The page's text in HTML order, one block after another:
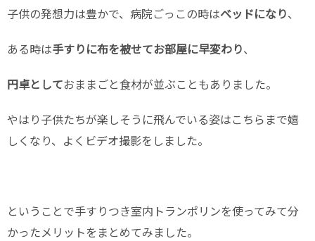
子供の発想力は豊かで、病院ごっこの時はベッドになり、
ある時は手すりに布を被せてお部屋に早変わり、
円卓としておままごと食材が並ぶこともありました。
やはり子供たちが楽しそうに飛んでいる姿はこちらまで嬉
しくなり、よくビデオ撮影をしました。
ということで手すりつき室内トランポリンを使ってみて分
かったメリットをまとめてみました。